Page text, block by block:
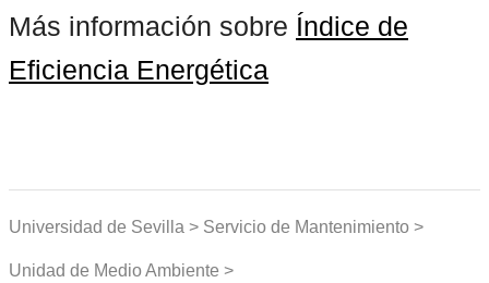
Más información sobre Índice de
Eficiencia Energética
Universidad de Sevilla > Servicio de Mantenimiento >
Unidad de Medio Ambiente >